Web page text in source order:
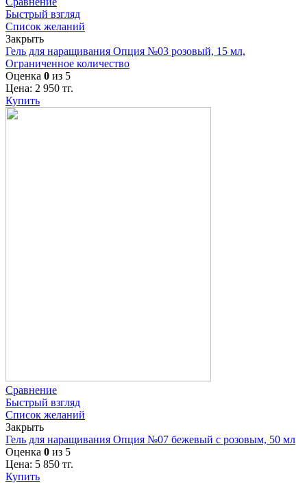
Быстрый взгляд
Список желаний
Закрыть
Гель для наращивания Опция №03 розовый, 15 мл,
Ограниченное количество
Оценка 0 из 5
Цена: 2 950 тг.
Купить
Сравнение
Быстрый взгляд
Список желаний
Закрыть
Гель для наращивания Опция №07 бежевый с розовым, 50 мл
Оценка 0 из 5
Цена: 5 850 тг.
Купить